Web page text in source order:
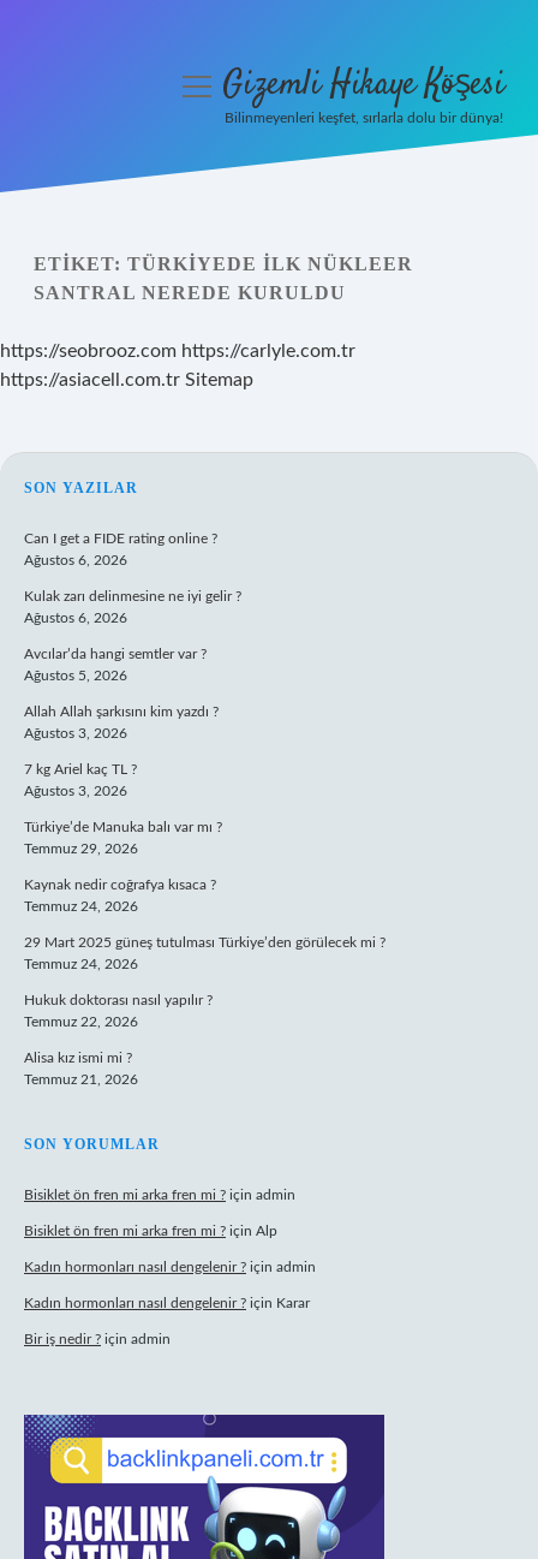
Yasal Uyarı
menüyüGizemli Hikaye Köşesi
Bilinmeyenleri keşfet, sırlarla dolu bir dünya!
ETIKET: TÜRKIYEDE ILK NÜKLEER
SANTRAL NEREDE KURULDU
https://seobrooz.com https://carlyle.com.tr
https://asiacell.com.tr Sitemap
SIDEBAR
SON YAZILAR
Can I get a FIDE rating online ?
Ağustos 6, 2026
Kulak zarı delinmesine ne iyi gelir ?
Ağustos 6, 2026
Avcılar’da hangi semtler var ?
Ağustos 5, 2026
Allah Allah şarkısını kim yazdı ?
Ağustos 3, 2026
7 kg Ariel kaç TL ?
Ağustos 3, 2026
Türkiye’de Manuka balı var mı ?
Temmuz 29, 2026
Kaynak nedir coğrafya kısaca ?
Temmuz 24, 2026
29 Mart 2025 güneş tutulması Türkiye’den görülecek mi ?
Temmuz 24, 2026
Hukuk doktorası nasıl yapılır ?
Temmuz 22, 2026
Alisa kız ismi mi ?
Temmuz 21, 2026
SON YORUMLAR
Bisiklet ön fren mi arka fren mi ? için admin
Bisiklet ön fren mi arka fren mi ? için Alp
Kadın hormonları nasıl dengelenir ? için admin
Kadın hormonları nasıl dengelenir ? için Karar
Bir iş nedir ? için admin